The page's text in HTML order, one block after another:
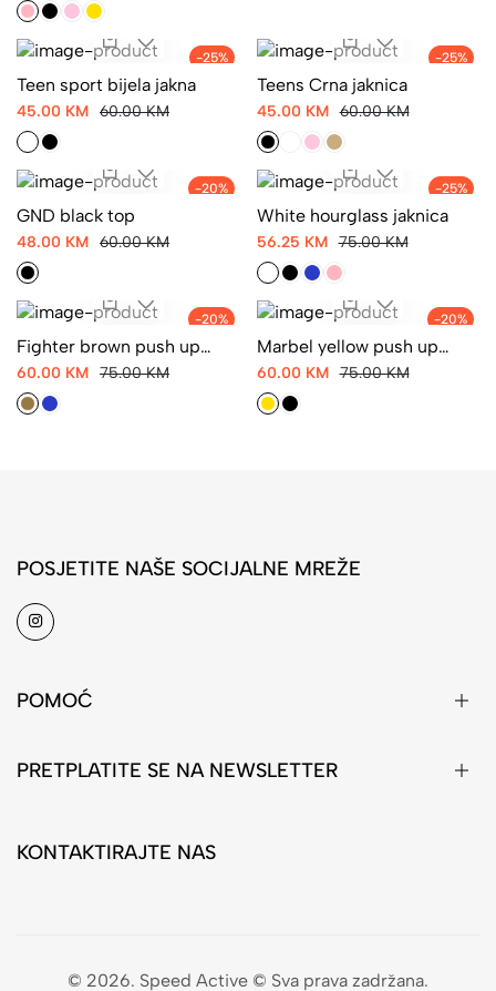
-25%
Teen sport bijela jakna
45.00 KM 60.00 KM
-25%
Teens Crna jaknica
45.00 KM 60.00 KM
-20%
GND black top
48.00 KM 60.00 KM
-25%
White hourglass jaknica
56.25 KM 75.00 KM
-20%
Fighter brown push up
tajice
60.00 KM 75.00 KM
-20%
Marbel yellow push up
tajice
60.00 KM 75.00 KM
POSJETITE NAŠE SOCIJALNE MREŽE
POMOĆ
PRETPLATITE SE NA NEWSLETTER
KONTAKTIRAJTE NAS
© 2026. Speed Active © Sva prava zadržana.